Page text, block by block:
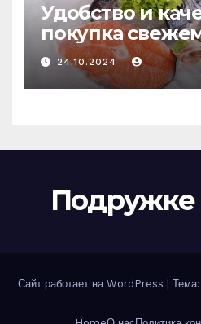
Удобство и
покупка
рыбы онлайн
24.10.2024
Сайт работает на WordPress |